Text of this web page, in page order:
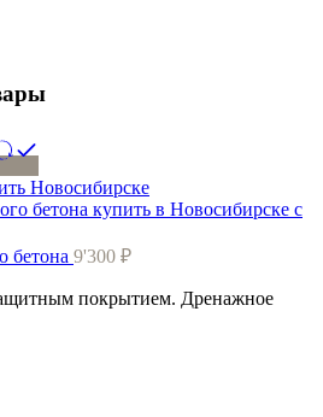
бетона 9'300 ₽
покрытием. Дренажное